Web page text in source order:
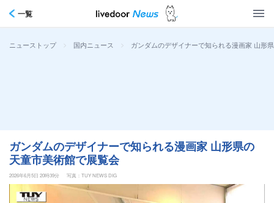
一覧
ニューストップ > 国内ニュース > ガンダムのデザイナーで知られる漫画家 山形
ガンダムのデザイナーで知られる漫画家 山形県の
天童市美術館で展覧会
2026年6月5日 20時39分 写真：TUY NEWS DIG